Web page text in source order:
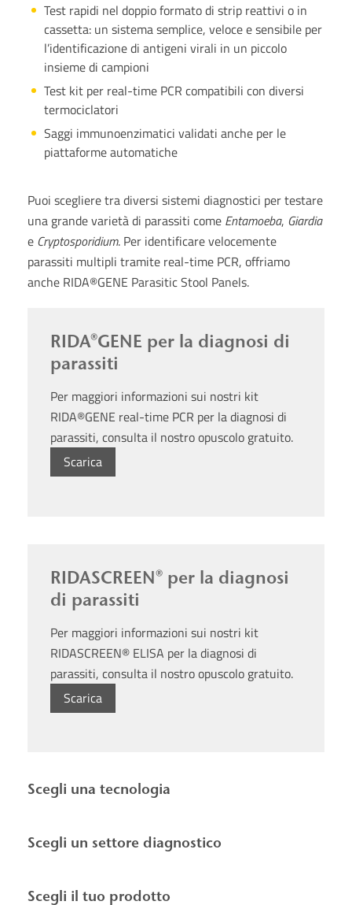
Test rapidi nel doppio formato di strip reattivi o in
cassetta: un sistema semplice, veloce e sensibile per
l’identificazione di antigeni virali in un piccolo
insieme di campioni
Test kit per real-time PCR compatibili con diversi
termociclatori
Saggi immunoenzimatici validati anche per le
piattaforme automatiche
Puoi scegliere tra diversi sistemi diagnostici per testare
una grande varietà di parassiti come Entamoeba, Giardia
e Cryptosporidium. Per identificare velocemente
parassiti multipli tramite real-time PCR, offriamo
anche RIDA®GENE Parasitic Stool Panels.
RIDA®GENE per la diagnosi di
parassiti
Per maggiori informazioni sui nostri kit
RIDA®GENE real-time PCR per la diagnosi di
parassiti, consulta il nostro opuscolo gratuito.
Scarica
RIDASCREEN® per la diagnosi
di parassiti
Per maggiori informazioni sui nostri kit
RIDASCREEN® ELISA per la diagnosi di
parassiti, consulta il nostro opuscolo gratuito.
Scarica
Scegli una tecnologia
Scegli un settore diagnostico
Scegli il tuo prodotto